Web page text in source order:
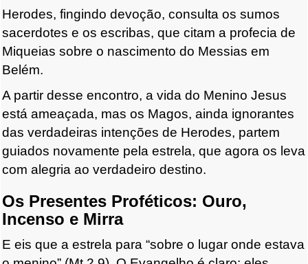
Herodes, fingindo devoção, consulta os sumos
sacerdotes e os escribas, que citam a profecia de
Miqueias sobre o nascimento do Messias em
Belém.
A partir desse encontro, a vida do Menino Jesus
está ameaçada, mas os Magos, ainda ignorantes
das verdadeiras intenções de Herodes, partem
guiados novamente pela estrela, que agora os leva
com alegria ao verdadeiro destino.
Os Presentes Proféticos: Ouro,
Incenso e Mirra
E eis que a estrela para “sobre o lugar onde estava